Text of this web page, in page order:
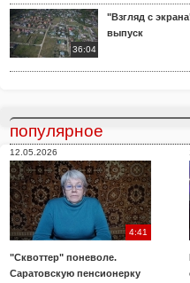
36:04
"Взгляд с
выпуск
популярное
12.05.2026
4:41
"Сквоттер" поневоле.
Саратовскую пенсионерку